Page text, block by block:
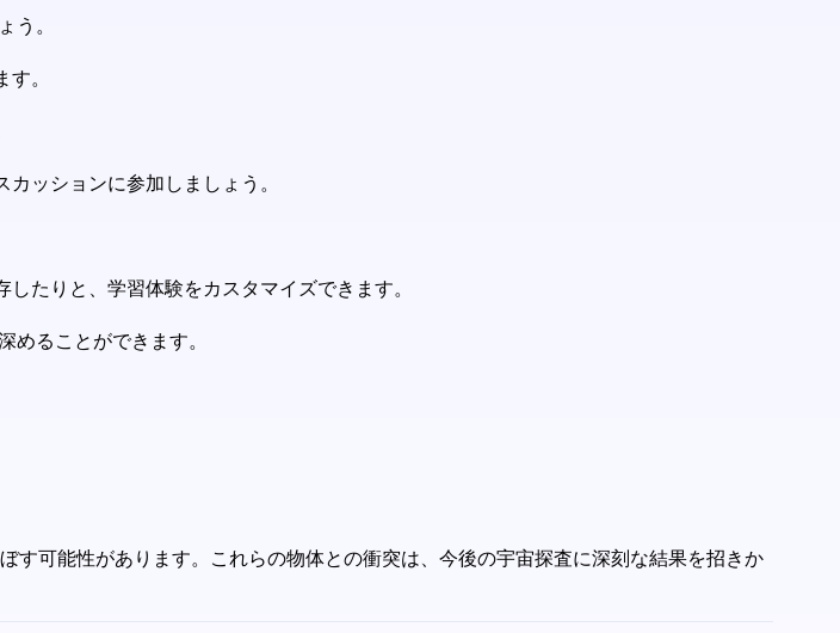
う。
。
ッションに参加しましょう。
たりと、学習体験をカスタマイズできます。
めることができます。
可能性があります。これらの物体との衝突は、今後の宇宙探査に深刻な結果を招きか